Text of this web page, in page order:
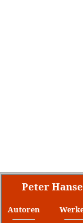
Peter
Autoren